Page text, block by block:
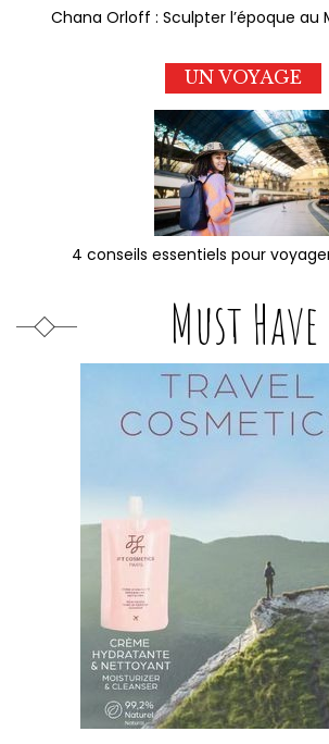
Chana Orloff : Sculpter l’époque au
UN VOYAGE
4 conseils essentiels pour
Must Have